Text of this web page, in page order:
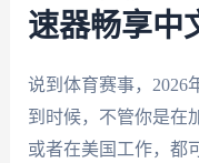
速器畅享中
说到体育赛事，2026
到时候，不管你是在
或者在美国工作，都